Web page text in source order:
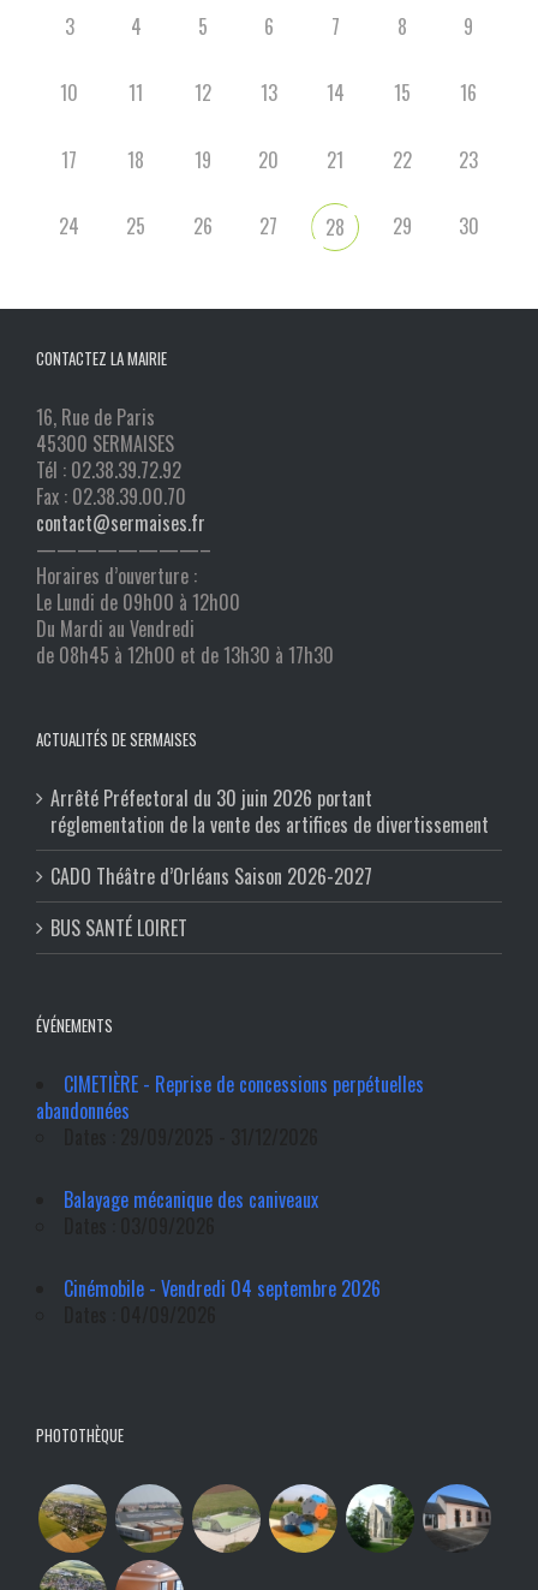
3 4 5 6 7 8 9
10 11 12 13 14 15 16
17 18 19 20 21 22 23
24 25 26 27 28 29 30
CONTACTEZ LA MAIRIE
16, Rue de Paris
45300 SERMAISES
Tél : 02.38.39.72.92
Fax : 02.38.39.00.70
contact@sermaises.fr
————————–
Horaires d’ouverture :
Le Lundi de 09h00 à 12h00
Du Mardi au Vendredi
de 08h45 à 12h00 et de 13h30 à 17h30
ACTUALITÉS DE SERMAISES
Arrêté Préfectoral du 30 juin 2026 portant
réglementation de la vente des artifices de divertissement
CADO Théâtre d’Orléans Saison 2026-2027
BUS SANTÉ LOIRET
ÉVÉNEMENTS
CIMETIÈRE - Reprise de concessions perpétuelles
abandonnées
Balayage mécanique des caniveaux
Cinémobile - Vendredi 04 septembre 2026
PHOTOTHÈQUE